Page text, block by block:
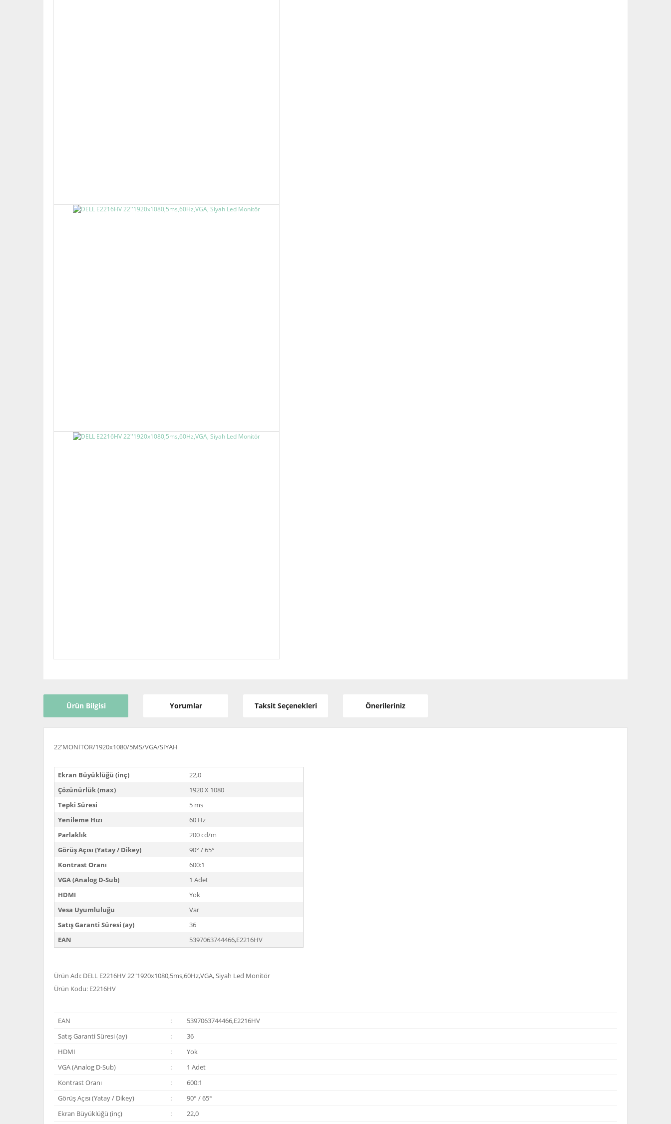
Ürün Bilgisi Yorumlar Taksit Seçenekleri Önerileriniz
22'MONİTÖR/1920x1080/5MS/VGA/SİYAH
Ekran Büyüklüğü (inç)
22,0
Çözünürlük (max)
1920 X 1080
Tepki Süresi
5 ms
Yenileme Hızı
60 Hz
Parlaklık
200 cd/m
Görüş Açısı (Yatay / Dikey)
90° / 65°
Kontrast Oranı
600:1
VGA (Analog D-Sub)
1 Adet
HDMI
Yok
Vesa Uyumluluğu
Var
Satış Garanti Süresi (ay)
36
EAN
5397063744466,E2216HV
Ürün Adı: DELL E2216HV 22"1920x1080,5ms,60Hz,VGA, Siyah Led Monitör
Ürün Kodu: E2216HV
EAN :
5397063744466,E2216HV
Satış Garanti Süresi (ay)
:
36
HDMI
:
Yok
VGA (Analog D-Sub)
:
1 Adet
Kontrast Oranı
:
600:1
Görüş Açısı (Yatay / Dikey)
:
90° / 65°
Ekran Büyüklüğü (inç)
: 22,0